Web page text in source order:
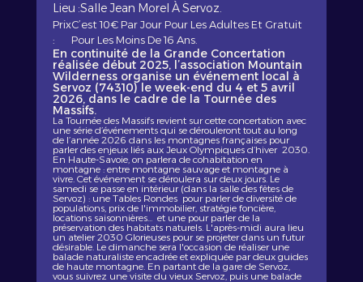
Lieu :Salle Jean Morel À Servoz.
Prix
:
C’est 10€ Par Jour Pour Les Adultes Et Gratuit
Pour Les Moins De 16 Ans.
En continuité de la Grande Concertation
réalisée début 2025, l’association Mountain
Wilderness organise un événement local à
Servoz (74310) le week-end du 4 et 5 avril
2026, dans le cadre de la Tournée des
Massifs.
La Tournée des Massifs revient sur cette concertation avec
une série d’événements qui se dérouleront tout au long
de l’année 2026 dans les montagnes françaises pour
parler des enjeux liés aux Jeux Olympiques d’hiver 2030.
En Haute-Savoie, on parlera de cohabitation en
montagne : entre montagne sauvage et montagne à
vivre. Cet événement se déroulera sur deux jours. Le
samedi se passe en intérieur (dans la salle des fêtes de
Servoz) : une Tables Rondes pour parler de diversité de
populations, prix de l'immobilier, stratégie foncière,
locations saisonnières... et une pour parler de la
préservation des habitats naturels. L'après-midi aura lieu
un atelier 2030 Glorieuses pour se projeter dans un futur
désirable. Le dimanche sera l'occasion de réaliser une
balade naturaliste encadrée et expliquée par deux guides
de haute montagne. En partant de la gare de Servoz,
vous suivrez une visite du vieux Servoz, puis une balade